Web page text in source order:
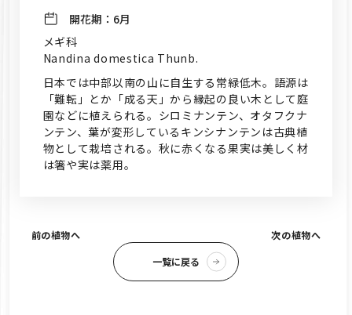
開花期： 6月
メギ科
Nandina domestica Thunb.
日本では中部以南の山に自生する常緑低木。語源は
「難転」とか「成る天」から縁起の良い木として庭
園などに植えられる。シロミナンテン、オタフクナ
ンテン、葉が変形しているキンシナンテンは古典植
物として栽培される。秋に赤くなる果実は美しく材
は箸や実は薬用。
前の植物へ
一覧に戻る
次の植物へ